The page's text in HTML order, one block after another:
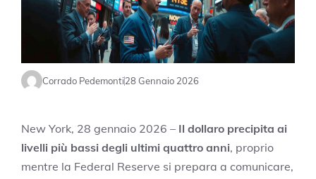
Corrado Pedemonti28 Gennaio 2026
New York, 28 gennaio 2026 – Il dollaro precipita ai
livelli più bassi degli ultimi quattro anni, proprio
mentre la Federal Reserve si prepara a comunicare,